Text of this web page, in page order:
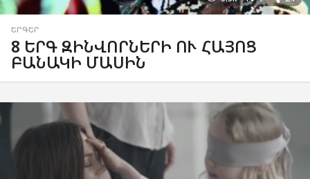
ԵՐԳԵՐ
8 ԵՐԳ ԶԻՆՎՈՐՆԵՐԻ ՈՒ ՀԱՅՈՑ
ԲԱՆԱԿԻ ՄԱՍԻՆ